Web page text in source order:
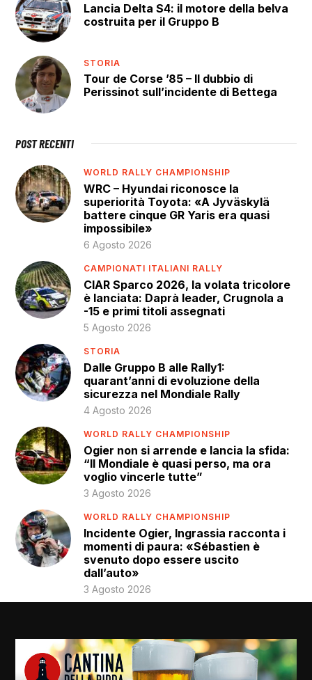
Lancia Delta S4: il motore della belva
costruita per il Gruppo B
STORIA
Tour de Corse ’85 – Il dubbio di
Perissinot sull’incidente di Bettega
POST RECENTI
WORLD RALLY CHAMPIONSHIP
WRC – Hyundai riconosce la
superiorità Toyota: «A Jyväskylä
battere cinque GR Yaris era quasi
impossibile»
6 Agosto 2026
CAMPIONATI ITALIANI RALLY
CIAR Sparco 2026, la volata tricolore
è lanciata: Daprà leader, Crugnola a
-15 e primi titoli assegnati
5 Agosto 2026
STORIA
Dalle Gruppo B alle Rally1:
quarant’anni di evoluzione della
sicurezza nel Mondiale Rally
4 Agosto 2026
WORLD RALLY CHAMPIONSHIP
Ogier non si arrende e lancia la sfida:
“Il Mondiale è quasi perso, ma ora
voglio vincerle tutte”
3 Agosto 2026
WORLD RALLY CHAMPIONSHIP
Incidente Ogier, Ingrassia racconta i
momenti di paura: «Sébastien è
svenuto dopo essere uscito
dall’auto»
3 Agosto 2026